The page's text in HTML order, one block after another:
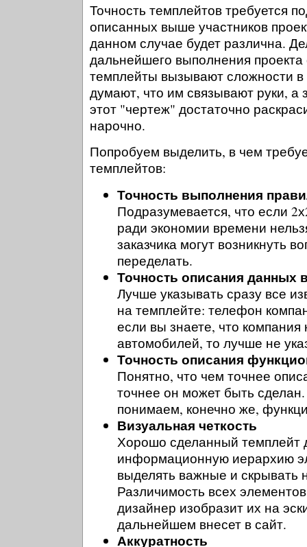
Точность темплейтов требуется
описанных выше участников
данном случае будет различна.
дальнейшего выполнения
темплейты вызывают сложности
думают, что им связывают руки, а
этот "чертеж" достаточно
нарочно.
Попробуем выделить, в чем
темплейтов:
Точность выполнения
Подразумевается, что если
ради экономии времени
заказчика могут возникнуть
переделать.
Точность описания данных
Лучше указывать сразу все
на темплейте: телефон
если вы знаете, что
автомобилей, то лучше не
Точность описания
Понятно, что чем точнее
точнее он может быть
понимаем, конечно же,
Визуальная четкость
Хорошо сделанный темплейт
информационную иерархию
выделять важные и скрывать
Различимость всех элементов
дизайнер изобразит их на
дальнейшем внесет в сайт.
Аккуратность